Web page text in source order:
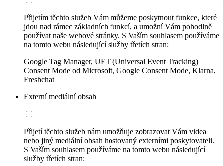
Přijetím těchto služeb Vám můžeme poskytnout funkce, které
jdou nad rámec základních funkcí, a umožní Vám pohodlně
používat naše webové stránky. S Vaším souhlasem používáme
na tomto webu následující služby třetích stran:
Google Tag Manager, UET (Universal Event Tracking)
Consent Mode od Microsoft, Google Consent Mode, Klarna,
Freshchat
Externí mediální obsah
Přijetí těchto služeb nám umožňuje zobrazovat Vám videa
nebo jiný mediální obsah hostovaný externími poskytovateli.
S Vaším souhlasem používáme na tomto webu následující
služby třetích stran: